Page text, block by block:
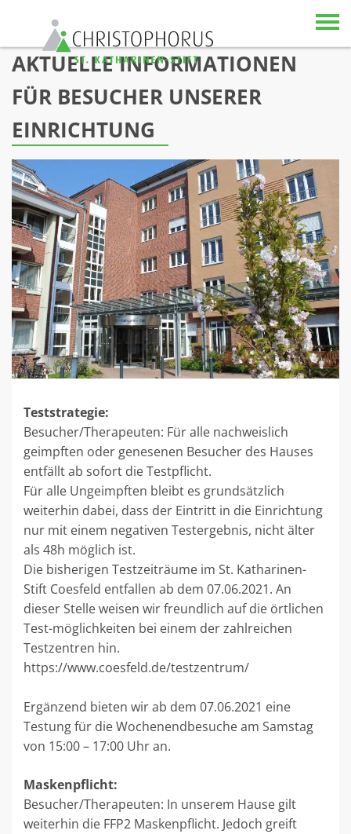
Skip to content
AKTUELLE INFORMATIONEN
FÜR BESUCHER UNSERER
EINRICHTUNG
Teststrategie:
Besucher/Therapeuten: Für alle nachweislich
geimpften oder genesenen Besucher des Hauses
entfällt ab sofort die Testpflicht.
Für alle Ungeimpften bleibt es grundsätzlich
weiterhin dabei, dass der Eintritt in die Einrichtung
nur mit einem negativen Testergebnis, nicht älter
als 48h möglich ist.
Die bisherigen Testzeiträume im St. Katharinen-
Stift Coesfeld entfallen ab dem 07.06.2021. An
dieser Stelle weisen wir freundlich auf die örtlichen
Test-möglichkeiten bei einem der zahlreichen
Testzentren hin.
https://www.coesfeld.de/testzentrum/
Ergänzend bieten wir ab dem 07.06.2021 eine
Testung für die Wochenendbesuche am Samstag
von 15:00 – 17:00 Uhr an.
Maskenpflicht:
Besucher/Therapeuten: In unserem Hause gilt
weiterhin die FFP2 Maskenpflicht. Jedoch greift